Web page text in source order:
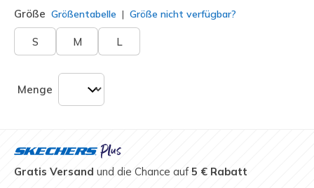
Größe Größentabelle Größe nicht verfügbar?
S M L
Menge
Gratis Versand und die Chance auf5 € Rabatt